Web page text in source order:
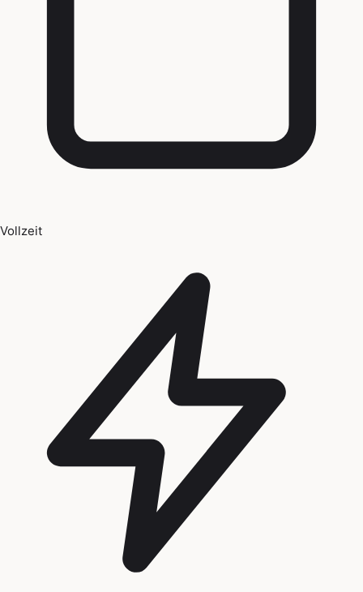
Vollzeit